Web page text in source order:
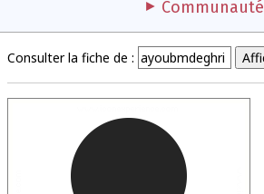
Communauté
Consulter la fiche de :